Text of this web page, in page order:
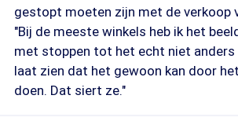
gestopt moeten zijn met de verkoop
"Bij de meeste winkels heb ik het
met stoppen tot het echt niet anders
laat zien dat het gewoon kan door
doen. Dat siert ze."